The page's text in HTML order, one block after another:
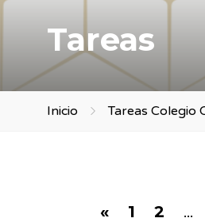
Tareas
Inicio Tareas Colegio
« 1 2 ...